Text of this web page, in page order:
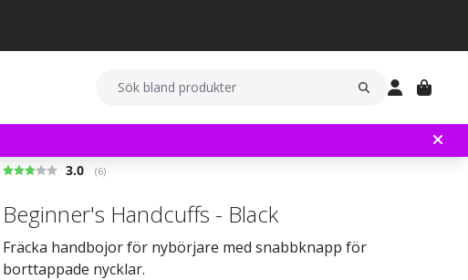
Snittbetyg:
3.0 (röster:
6)
Beginner's Handcuffs - Black
Fräcka handbojor för nybörjare med snabbknapp för
borttappade nycklar.